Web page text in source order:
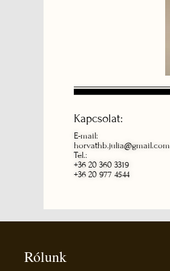
Kapcsolat:
E-mail:
horvathb.julia@gmail.com
Tel.:
+36 20 360 3319
+36 20 977 4544
Rólunk